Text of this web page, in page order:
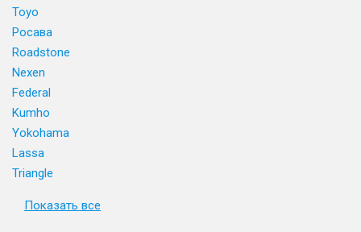
Toyo
Росава
Roadstone
Nexen
Federal
Kumho
Yokohama
Lassa
Triangle
Показать все